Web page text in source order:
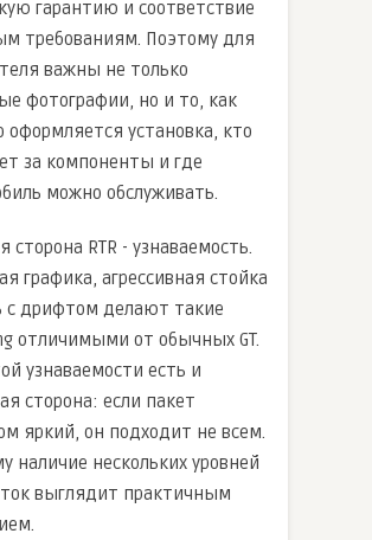
гарантию и соответствие
требованиям. Поэтому для
важны не только
фотографии, но и то, как
оформляется установка, кто
за компоненты и где
можно обслуживать.
сторона RTR - узнаваемость.
графика, агрессивная стойка
с дрифтом делают такие
отличимыми от обычных GT.
узнаваемости есть и
сторона: если пакет
яркий, он подходит не всем.
наличие нескольких уровней
выглядит практичным